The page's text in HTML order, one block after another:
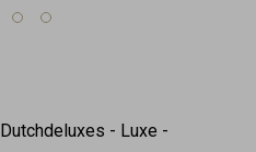
Dutchdeluxes - Luxe -